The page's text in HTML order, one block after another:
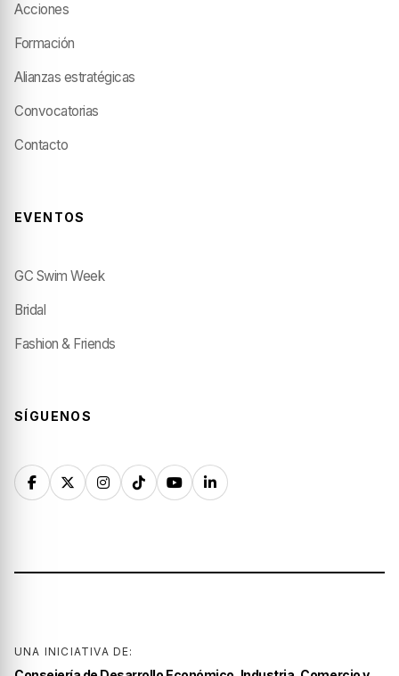
Acciones
Formación
Alianzas estratégicas
Convocatorias
Contacto
EVENTOS
GC Swim Week
Bridal
Fashion & Friends
SÍGUENOS
UNA INICIATIVA DE: